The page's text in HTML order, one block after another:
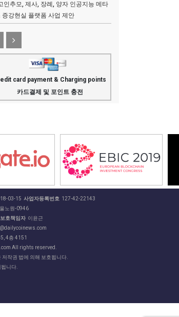
인추모, 제사, 장례, 양자 인공지능 메타
증강현실 플랫폼 사업 제안
card payment & Charging points
카드결제 및 포인트 충전
03-15 사업자등록번호 127-42-22143
노원-0946
호책임자 이윤근
4층 4151
All rights reserved.
작권 법에 의해 보호됩니다.
니다.